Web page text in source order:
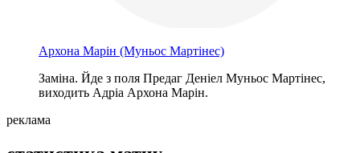
Архона Марін (Муньос Мартінес)
Заміна. Йде з поля Предаг Деніел Муньос Мартінес,
виходить Адріа Архона Марін.
реклама